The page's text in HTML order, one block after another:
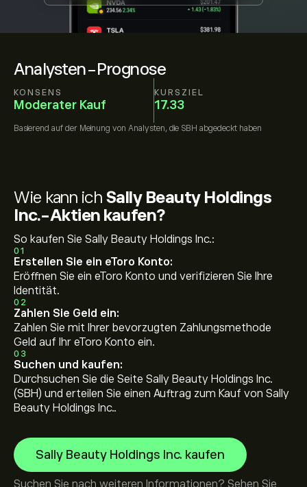
Analysten-Prognose
KONSENS
Moderater Kauf
KURSZIEL
17.33
Basierend auf der Meinung von Analysten, die SBH abgedeckt haben
Wie kann ich Sally Beauty Holdings
Inc.-Aktien kaufen?
So kaufen Sie Sally Beauty Holdings Inc.:
01
Erstellen Sie ein eToro Konto:
Eröffnen Sie ein eToro Konto und verifizieren Sie Ihre
Identität.
02
Zahlen Sie Geld ein:
Zahlen Sie mit Ihrer bevorzugten Zahlungsmethode
Geld auf Ihr eToro Konto ein.
03
Suchen und kaufen:
Durchsuchen Sie die Seite Sally Beauty Holdings Inc.
(SBH) und erteilen Sie einen Auftrag zum Kauf von Sally
Beauty Holdings Inc..
Sally Beauty Holdings Inc. kaufen
Suchen Sie nach weiteren Informationen? Sehen Sie